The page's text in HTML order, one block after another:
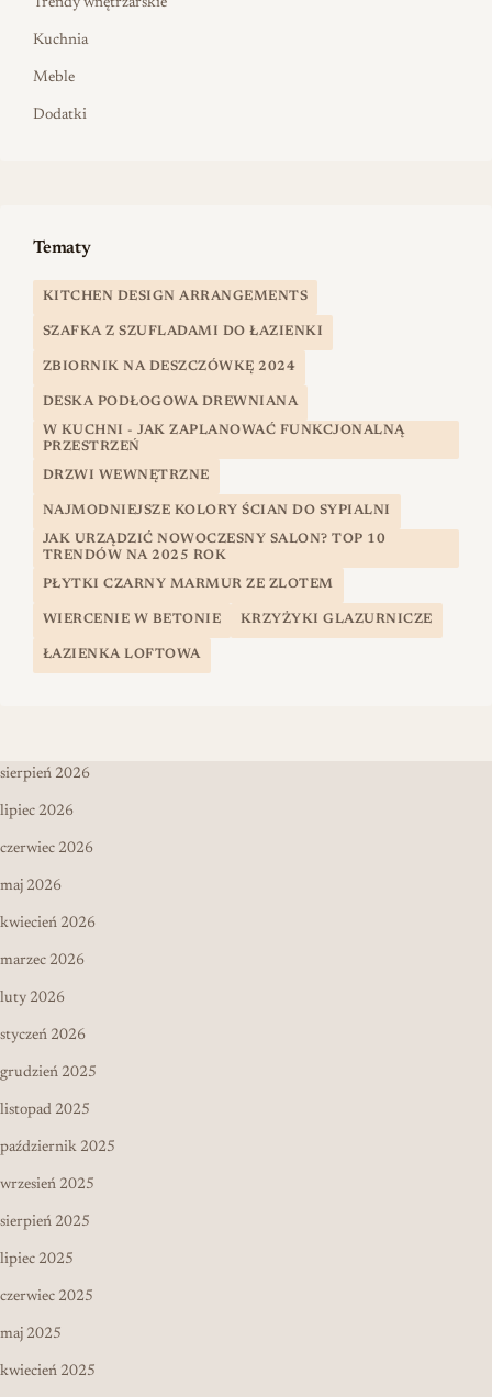
Kuchnia
Meble
Dodatki
Tematy
KITCHEN DESIGN ARRANGEMENTS
SZAFKA Z SZUFLADAMI DO ŁAZIENKI
ZBIORNIK NA DESZCZÓWKĘ 2024
DESKA PODŁOGOWA DREWNIANA
W KUCHNI - JAK ZAPLANOWAĆ FUNKCJONALNĄ
PRZESTRZEŃ
DRZWI WEWNĘTRZNE
NAJMODNIEJSZE KOLORY ŚCIAN DO SYPIALNI
JAK URZĄDZIĆ NOWOCZESNY SALON? TOP 10
TRENDÓW NA 2025 ROK
PŁYTKI CZARNY MARMUR ZE ZLOTEM
WIERCENIE W BETONIE KRZYŻYKI GLAZURNICZE
ŁAZIENKA LOFTOWA
sierpień 2026
lipiec 2026
czerwiec 2026
maj 2026
kwiecień 2026
marzec 2026
luty 2026
styczeń 2026
grudzień 2025
listopad 2025
październik 2025
wrzesień 2025
sierpień 2025
lipiec 2025
czerwiec 2025
maj 2025
kwiecień 2025